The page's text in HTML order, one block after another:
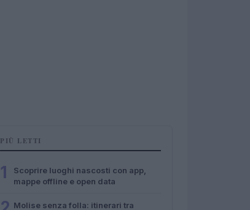
PIÙ LETTI
1
Scoprire luoghi nascosti con app,
mappe offline e open data
Molise senza folla: itinerari tra